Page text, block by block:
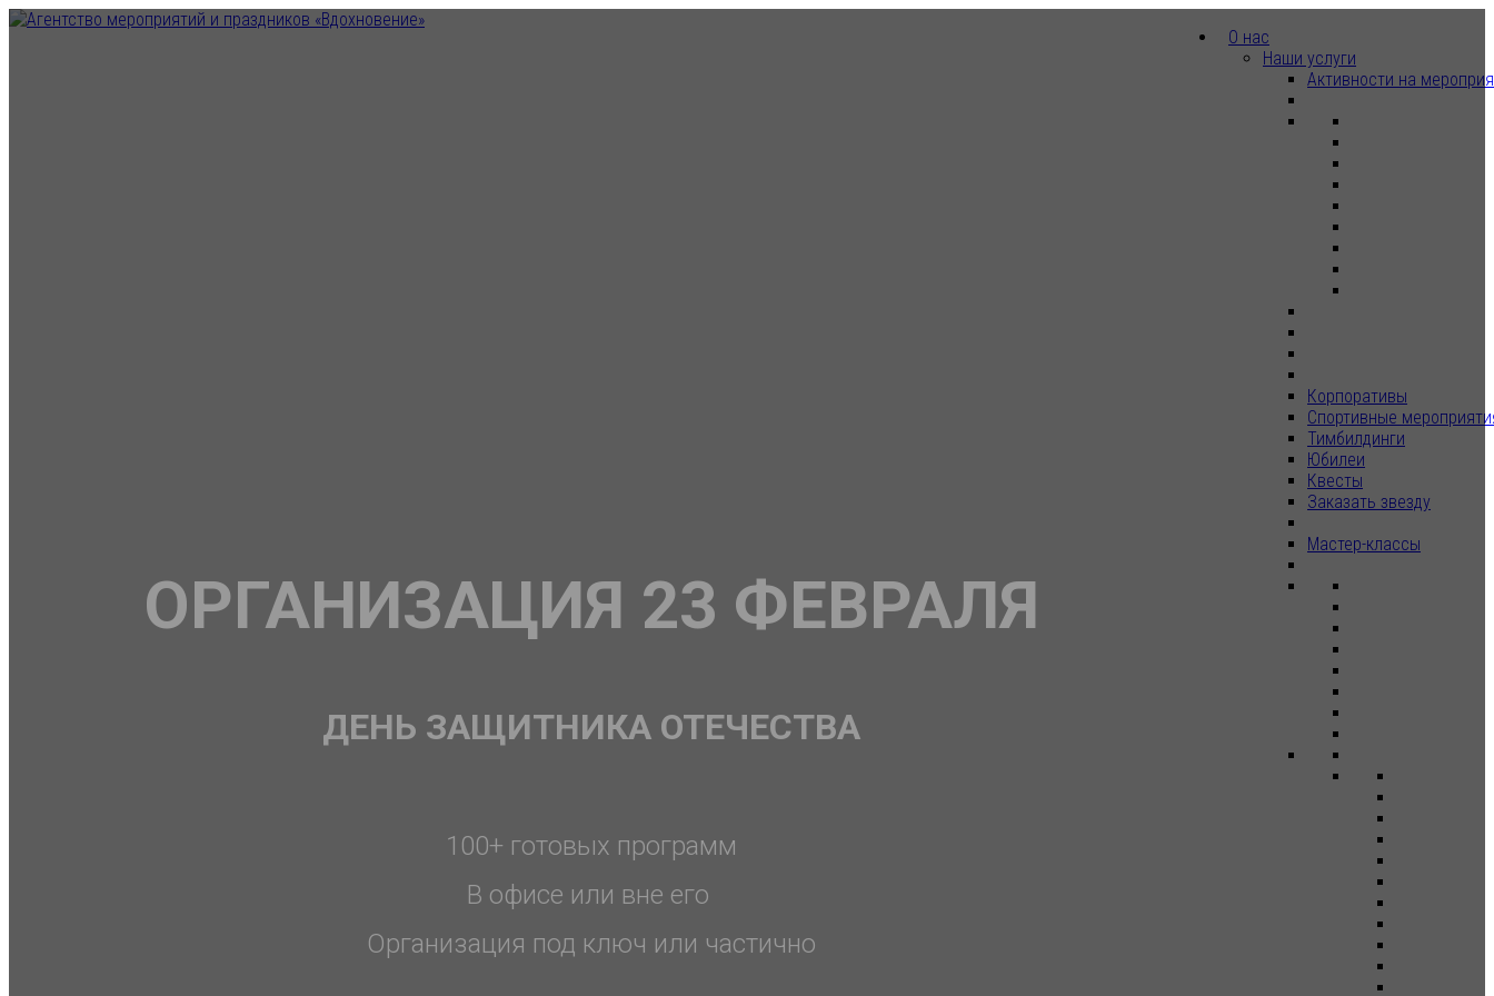
О нас
Наши услуги
Активности на
Корпоративы
Спортивные
Тимбилдинги
Юбилеи
Квесты
Заказать звезду
Мастер-классы
ОРГАНИЗАЦИЯ 23 ФЕВРАЛЯ
ДЕНЬ ЗАЩИТНИКА ОТЕЧЕСТВА
100+ готовых программ
В офисе или вне его
Организация под ключ или частично